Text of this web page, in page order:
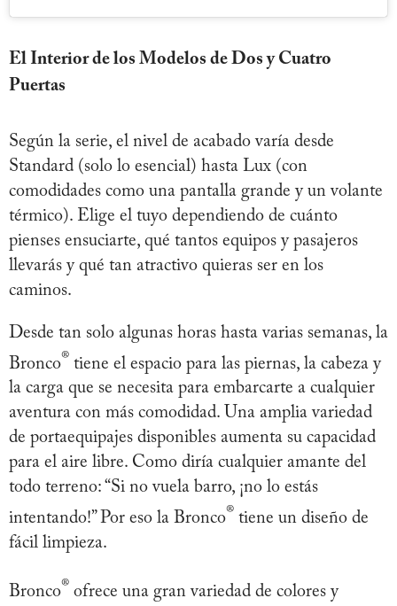
El Interior de los Modelos de Dos y Cuatro
Puertas
Según la serie, el nivel de acabado varía desde
Standard (solo lo esencial) hasta Lux (con
comodidades como una pantalla grande y un volante
térmico). Elige el tuyo dependiendo de cuánto
pienses ensuciarte, qué tantos equipos y pasajeros
llevarás y qué tan atractivo quieras ser en los
caminos.
Desde tan solo algunas horas hasta varias semanas, la
Bronco® tiene el espacio para las piernas, la cabeza y
la carga que se necesita para embarcarte a cualquier
aventura con más comodidad. Una amplia variedad
de portaequipajes disponibles aumenta su capacidad
para el aire libre. Como diría cualquier amante del
todo terreno: “Si no vuela barro, ¡no lo estás
intentando!” Por eso la Bronco® tiene un diseño de
fácil limpieza.
Bronco® ofrece una gran variedad de colores y